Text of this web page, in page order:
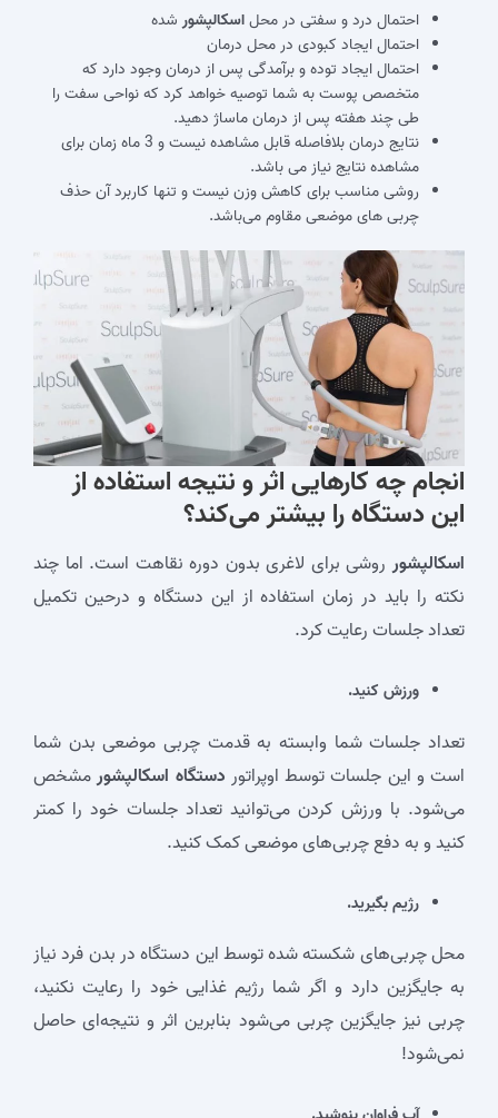
احتمال درد و سفتی در محلاسکالپشور شده
احتمال ایجاد کبودی در محل درمان
احتمال ایجاد توده و برآمدگی پس از درمان وجود دارد که
متخصص پوست به شما توصیه خواهد کرد که نواحی سفت را
طی چند هفته پس از درمان ماساژ دهید.
نتایج درمان بلافاصله قابل مشاهده نیست و 3 ماه زمان برای
مشاهده نتایج نیاز می باشد.
روشی مناسب برای کاهش وزن نیست و تنها کاربرد آن حذف
چربی های موضعی مقاوم می‌باشد.
انجام چه کارهایی اثر و نتیجه استفاده از
ایندستگاهرا بیشتر می‌کند؟
اسکالپشورروشی برای لاغری بدون دوره نقاهت است. اما چند
نکته را باید در زمان استفاده از این دستگاه و درحین تکمیل
تعداد جلسات رعایت کرد.
ورزش کنید.
تعداد جلسات شما وابسته به قدمت چربی موضعی بدن شما
است و این جلسات توسط اوپراتور دستگاه اسکالپشورمشخص
می‌شود. با ورزش کردن می‌توانید تعداد جلسات خود را کمتر
کنید و به دفع چربی‌های موضعی کمک کنید.
رژیم بگیرید.
محل چربی‌های شکسته شده توسط این دستگاه در بدن فرد نیاز
به جایگزین دارد و اگر شما رژیم غذایی خود را رعایت نکنید،
چربی نیز جایگزین چربی می‌شود بنابرین اثر و نتیجه‌ای حاصل
نمی‌شود!